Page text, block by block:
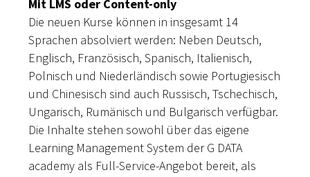
Mit LMS oder Content-only
Die neuen Kurse können in insgesamt 14
Sprachen absolviert werden: Neben Deutsch,
Englisch, Französisch, Spanisch, Italienisch,
Polnisch und Niederländisch sowie Portugiesisch
und Chinesisch sind auch Russisch, Tschechisch,
Ungarisch, Rumänisch und Bulgarisch verfügbar.
Die Inhalte stehen sowohl über das eigene
Learning Management System der G DATA
academy als Full-Service-Angebot bereit, als